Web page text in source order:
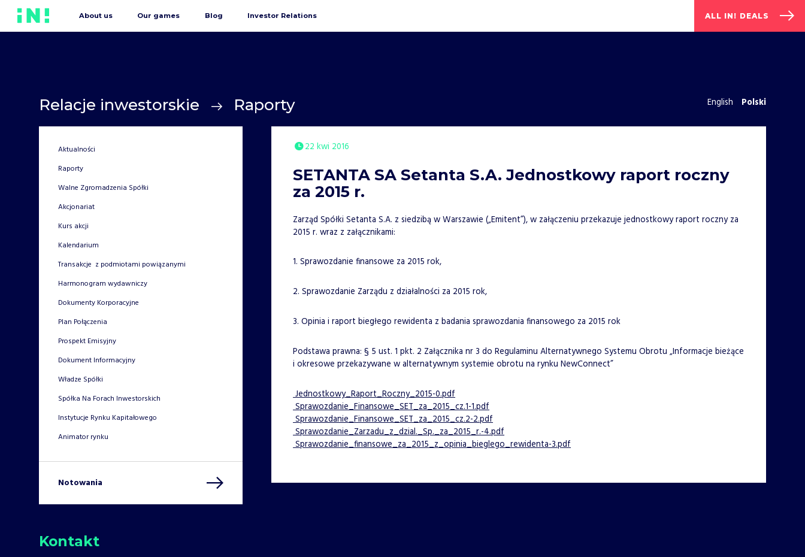
About us Our games Blog Investor Relations ALL IN! DEALS
Relacje inwestorskie Raporty English Polski
Aktualności
Raporty
Walne Zgromadzenia Spółki
Akcjonariat
Kurs akcji
Kalendarium
Transakcje z podmiotami powiązanymi
Harmonogram wydawniczy
Dokumenty Korporacyjne
Plan Połączenia
Prospekt Emisyjny
Dokument Informacyjny
Władze Spółki
Spółka Na Forach Inwestorskich
Instytucje Rynku Kapitałowego
Animator rynku
Notowania
Kontakt
22 kwi 2016
SETANTA SA Setanta S.A. Jednostkowy raport roczny
za 2015 r.
Zarząd Spółki Setanta S.A. z siedzibą w Warszawie („Emitent”), w załączeniu przekazuje jednostkowy raport roczny za
2015 r. wraz z załącznikami:
1. Sprawozdanie finansowe za 2015 rok,
2. Sprawozdanie Zarządu z działalności za 2015 rok,
3. Opinia i raport biegłego rewidenta z badania sprawozdania finansowego za 2015 rok
Podstawa prawna: § 5 ust. 1 pkt. 2 Załącznika nr 3 do Regulaminu Alternatywnego Systemu Obrotu „Informacje bieżące
i okresowe przekazywane w alternatywnym systemie obrotu na rynku NewConnect”
Jednostkowy_Raport_Roczny_2015-0.pdf
Sprawozdanie_Finansowe_SET_za_2015_cz.1-1.pdf
Sprawozdanie_Finansowe_SET_za_2015_cz.2-2.pdf
Sprawozdanie_Zarzadu_z_dzial._Sp._za_2015_r.-4.pdf
Sprawozdanie_finansowe_za_2015_z_opinia_bieglego_rewidenta-3.pdf